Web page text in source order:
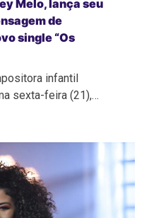
Melo, lança seu
de
single “Os
infantil
sexta-feira (21),…